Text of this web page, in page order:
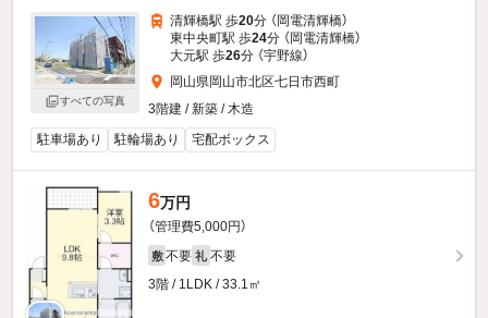
すべての写真
清輝橋駅 歩20分 （岡電清輝橋）
東中央町駅 歩24分 （岡電清輝橋）
大元駅 歩26分 （宇野線）
岡山県岡山市北区七日市西町
3階建 / 新築 / 木造
駐車場あり
駐輪場あり 宅配ボックス
6万円
（管理費5,000円）
敷 不要 礼 不要
3階 / 1LDK / 33.1㎡